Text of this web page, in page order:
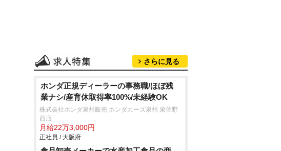
さらに見る
ホンダ正規ディーラーの事務職/ほぼ残
業ナシ/産育休取得率100%/未経験OK
株式会社ホンダ泉州販売 ホンダカーズ泉州 泉佐野
西店
月給22万3,000円
正社員 / 大阪府